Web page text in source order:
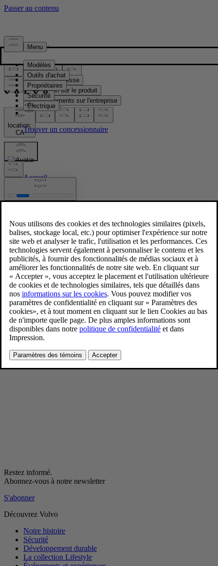
Presse & Médias
Matériel de presse
Information sur le produit
Renseignements sur l'entreprise
Contacts médias
location:
CA
Images
Accueil
/Images
Volvo EX30 Cloud Blue
4/11/2024
Favoris
Partager
Télécharger
Volvo EX30 Cloud Blue
Pour consulter toute l’information sur les droits d’auteur, cliquez ici